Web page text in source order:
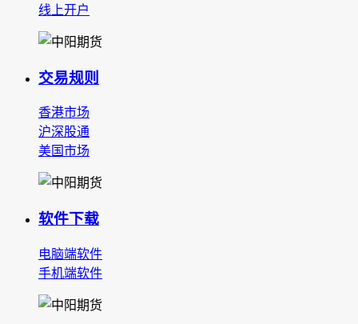
线上开户
交易规则
香港市场
沪深股通
美国市场
软件下载
电脑端软件
手机端软件